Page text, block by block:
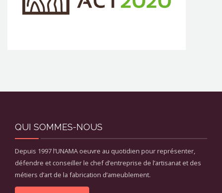
QUI SOMMES-NOUS
Depuis 1997 l’UNAMA oeuvre au quotidien pour représenter,
défendre et conseiller le chef d’entreprise de l’artisanat et des
métiers d’art de la fabrication d’ameublement.